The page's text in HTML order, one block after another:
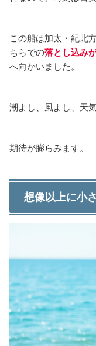
この船は加太・紀北
ちらでの落とし込み
へ向かいました。
潮よし、風よし、天気
期待が膨らみます。
想像以上に小